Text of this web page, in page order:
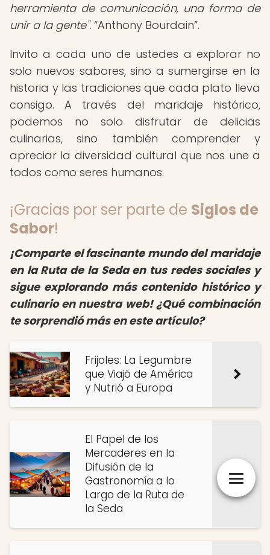
herramienta de comunicación, una forma de
unir a la gente". Anthony Bourdain .
Invito a cada uno de ustedes a explorar no
solo nuevos sabores, sino a sumergirse en la
historia y las tradiciones que cada plato lleva
consigo. A través del maridaje histórico,
podemos no solo disfrutar de delicias
culinarias, sino también comprender y
apreciar la diversidad cultural que nos une a
todos como seres humanos.
¡Gracias por ser parte de Siglos de
Sabor!
¡Comparte el fascinante mundo del maridaje
en la Ruta de la Seda en tus redes sociales y
sigue explorando más contenido histórico y
culinario en nuestra web! ¿Qué combinación
te sorprendió más en este artículo?
Frijoles: La Legumbre
que Viajó de América
y Nutrió a Europa
El Papel de los
Mercaderes en la
Difusión de la
Gastronomía a lo
Largo de la Ruta de
la Seda